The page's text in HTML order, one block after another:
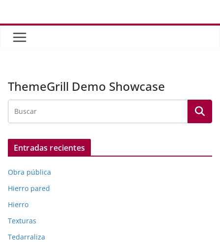
contenido
ThemeGrill Demo Showcase
Entradas recientes
Obra pública
Hierro pared
Hierro
Texturas
Tedarraliza